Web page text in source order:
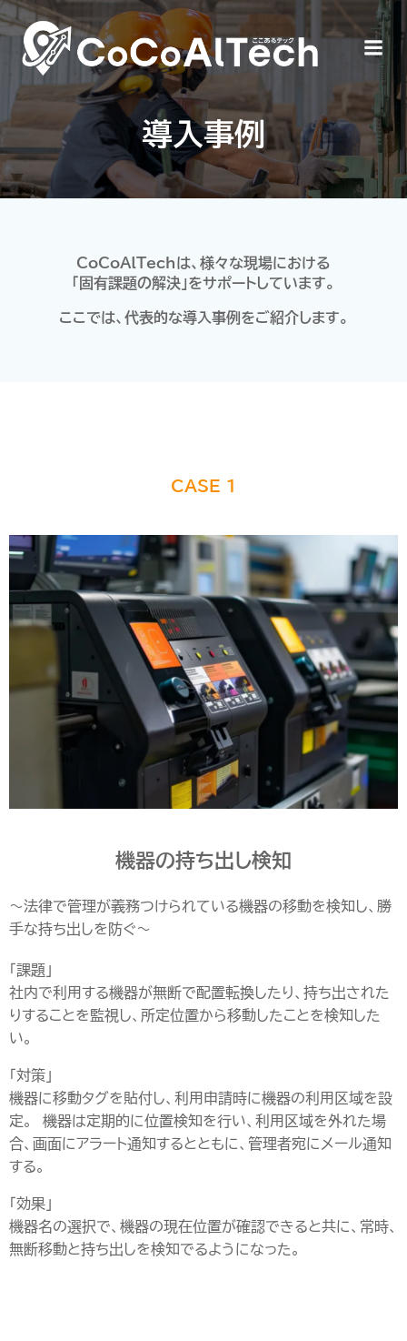
コ
ン
テ
ン
ツ
へ
ス
キ
導入事例
CoCoAlTechは、様々な現場における
「固有課題の解決」をサポートしています。
ここでは、代表的な導入事例をご紹介します。
CASE 1
機器の持ち出し検知
～法律で管理が義務つけられている機器の移動を検知し、勝
手な持ち出しを防ぐ～
「課題」
社内で利用する機器が無断で配置転換したり、持ち出された
りすることを監視し、所定位置から移動したことを検知した
い。
「対策」
機器に移動タグを貼付し、利用申請時に機器の利用区域を設
定。 機器は定期的に位置検知を行い、利用区域を外れた場
合、画面にアラート通知するとともに、管理者宛にメール通知
する。
「効果」
機器名の選択で、機器の現在位置が確認できると共に、常時、
無断移動と持ち出しを検知でるようになった。